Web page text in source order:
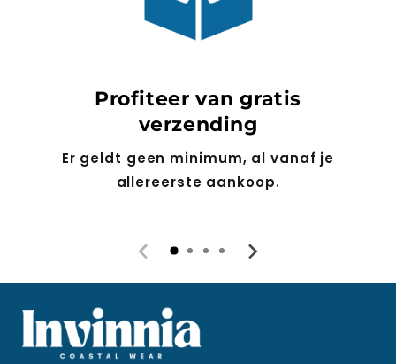
Profiteer van gratis
verzending
Er geldt geen minimum, al vanaf je
allereerste aankoop.